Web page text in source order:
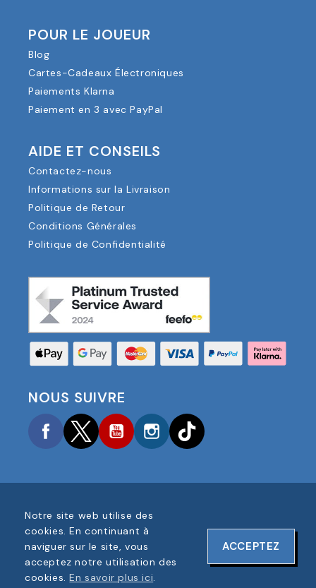
POUR LE JOUEUR
Blog
Cartes-Cadeaux Électroniques
Paiements Klarna
Paiement en 3 avec PayPal
AIDE ET CONSEILS
Contactez-nous
Informations sur la Livraison
Politique de Retour
Conditions Générales
Politique de Confidentialité
NOUS SUIVRE
FacebookTwitterYouTubeInstagram
COPYRIGHT © 2025 FOOTBALL AMERICA UK TOUS
DROITS RÉSERVÉS
NUMÉRO D'ENREGISTREMENT DE L'ENTREPRISE :
06354287
CONCEPTION DU SITE WEB PAR
Notre site web utilise des
cookies. En continuant à
naviguer sur le site, vous
acceptez notre utilisation des
cookies.En savoir plus ici.
ACCEPTEZ